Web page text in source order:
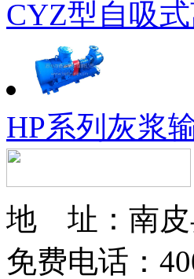
CYZ型自吸
HP系列灰浆
地 址：南皮
免费电话：